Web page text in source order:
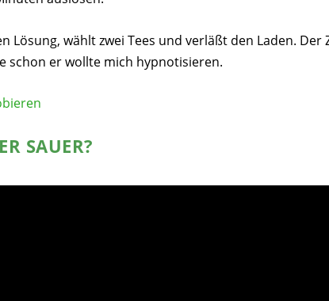
Lösung, wählt zwei Tees und verläßt den Laden. Der
schon er wollte mich hypnotisieren.
SAUER?